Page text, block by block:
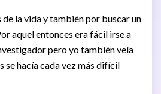
de la vida y también por buscar un
aquel entonces era fácil irse a
pero yo también veía
se hacía cada vez más difícil